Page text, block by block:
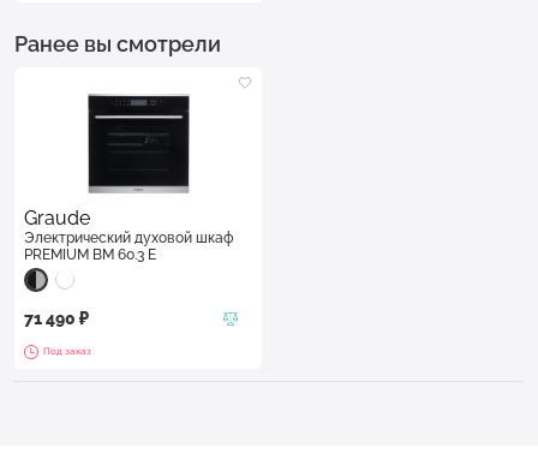
Ранее вы смотрели
Graude
Электрический духовой шкаф
PREMIUM BM 60.3 E
71 490 ₽
Под заказ